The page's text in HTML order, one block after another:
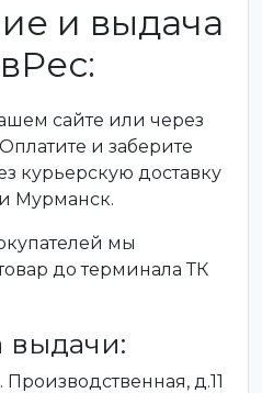
и выдача
сайте или через
и заберите
курьерскую доставку
Мурманск.
мы
до терминала ТК
выдачи:
д.11